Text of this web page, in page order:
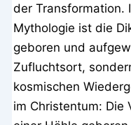
der Transformation.
Mythologie ist die
geboren und
Zufluchtsort,
kosmischen
im Christentum: Die